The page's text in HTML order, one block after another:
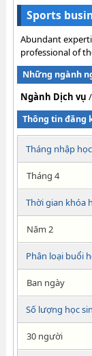
Sports
Abundant
professional of
Những ngành
Ngành Dịch vụ /
Thông tin đăng
Tháng nhập học
Tháng 4
Thời gian khóa
Năm 2
Phân loại buổi
Ban ngày
Số lượng học
30 người